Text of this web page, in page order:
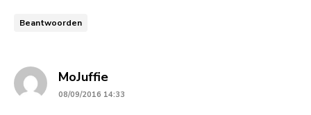
Beantwoorden
MoJuffiesays:
08/09/2016 14:33